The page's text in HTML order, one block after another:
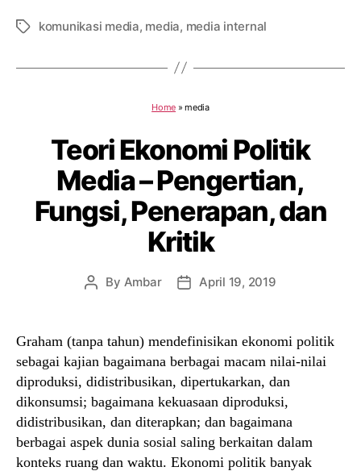
Tagskomunikasi media, media, media internal
Home »media
Teori Ekonomi Politik
Media – Pengertian,
Fungsi, Penerapan, dan
Kritik
Post
By Ambar
PostApril 19, 2019
Graham (tanpa tahun) mendefinisikan ekonomi politik
sebagai kajian bagaimana berbagai macam nilai-nilai
diproduksi, didistribusikan, dipertukarkan, dan
dikonsumsi; bagaimana kekuasaan diproduksi,
didistribusikan, dan diterapkan; dan bagaimana
berbagai aspek dunia sosial saling berkaitan dalam
konteks ruang dan waktu. Ekonomi politik banyak